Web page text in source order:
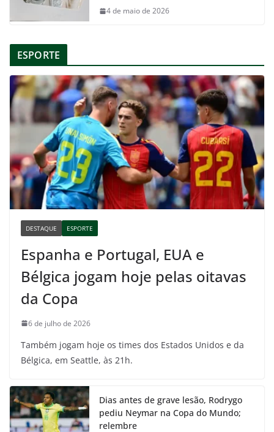
4 de maio de 2026
ESPORTE
DESTAQUE ESPORTE
Espanha e Portugal, EUA e
Bélgica jogam hoje pelas oitavas
da Copa
6 de julho de 2026
Também jogam hoje os times dos Estados Unidos e da
Bélgica, em Seattle, às 21h.
Dias antes de grave lesão, Rodrygo
pediu Neymar na Copa do Mundo;
relembre